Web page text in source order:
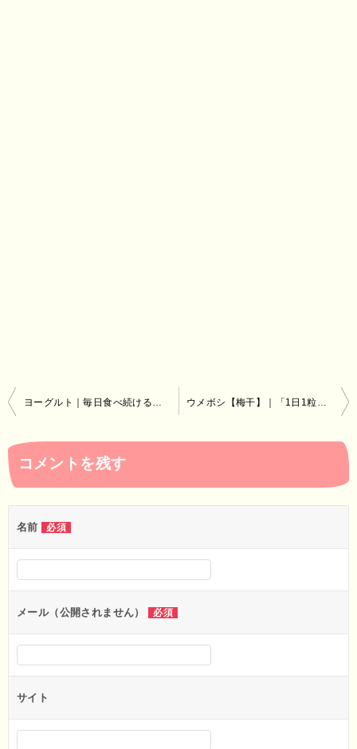
投
ナ
ビ
ー
ョ
ヨーグルト｜毎日食べ続けることで腸内環境が整えられる ウメボシ【梅干】｜「1日1粒の梅干で医者要らず」とも言われる
コメントを残す
名前 必須
メール（公開されません） 必須
サイト